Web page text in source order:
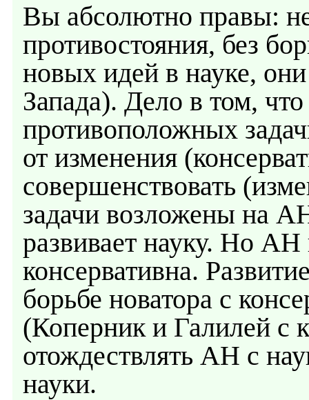
Вы абсолютно правы:
противостояния, без
новых идей в науке,
Запада). Дело в том,
противоположных
от изменения
совершенствовать
задачи возложены на
развивает науку. Но
консервативна.
борьбе новатора с
(Коперник и Галилей с
отождествлять АН с
науки.